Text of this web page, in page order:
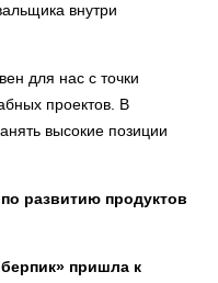
внутри
для нас с точки
проектов. В
высокие позиции
развитию продуктов
пришла к